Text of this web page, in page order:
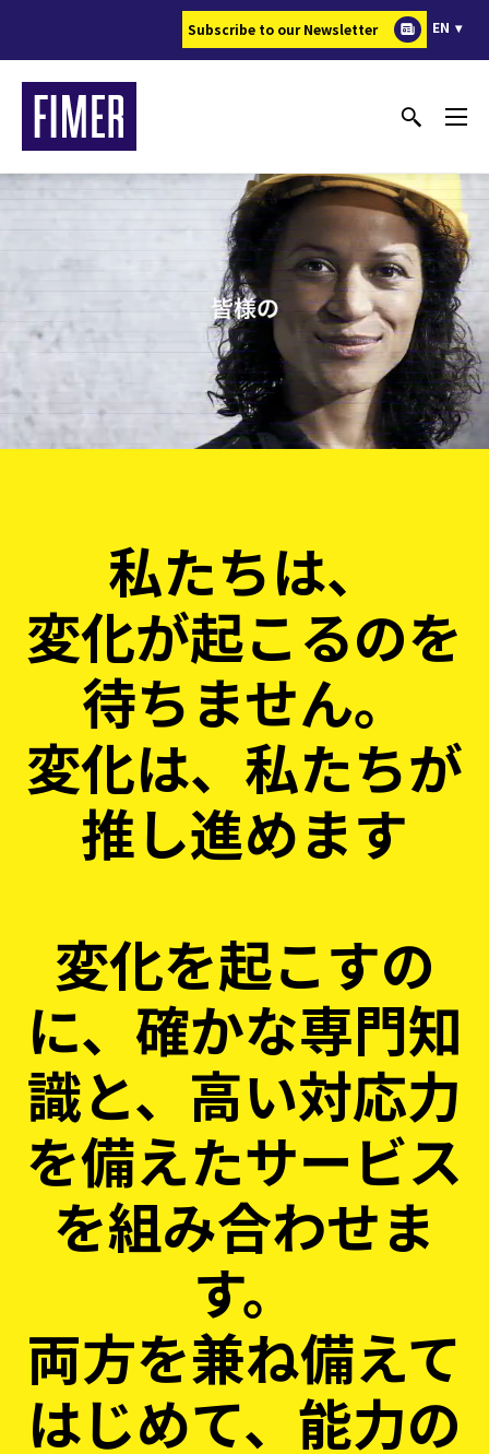
Subscribe to our Newsletter EN
私たちは、
変化が起こるのを
待ちません。
変化は、私たちが
推し進めます
変化を起こすの
に、確かな専門知
識と、高い対応力
を備えたサービス
を組み合わせま
す。
両方を兼ね備えて
はじめて、能力の